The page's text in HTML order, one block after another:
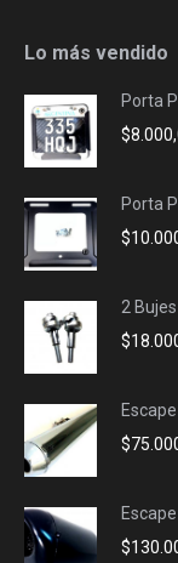
opens
new
window
opens
new
window
opens
new
window
Lo más vendido
Porta
$
Porta
$
2
$
$
$